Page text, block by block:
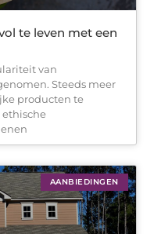
te leven met een
van
Steeds meer
producten te
ethische
AANBIEDINGEN